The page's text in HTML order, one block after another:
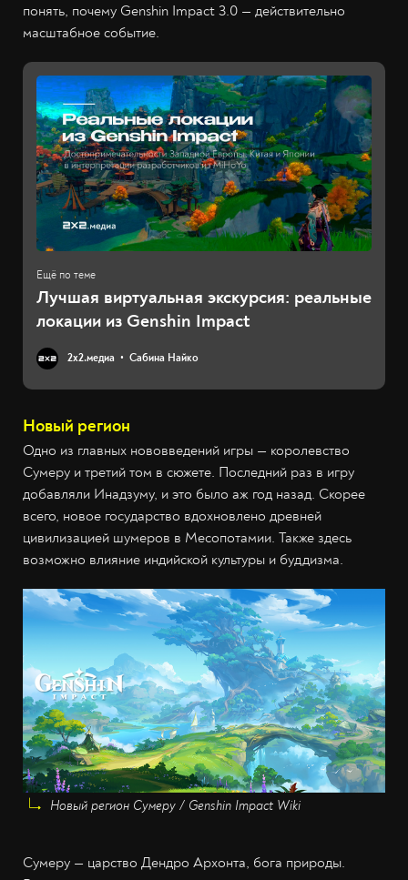
понять, почему Genshin Impact 3.0 — действительно
масштабное событие.
Лучшая виртуальная экскурсия: реальные
локации из Genshin Impact
2х2.медиа Сабина Найко
Новый регион
Одно из главных нововведений игры — королевство
Сумеру и третий том в сюжете. Последний раз в игру
добавляли Инадзуму, и это было аж год назад. Скорее
всего, новое государство вдохновлено древней
цивилизацией шумеров в Месопотамии. Также здесь
возможно влияние индийской культуры и буддизма.
Новый регион Сумеру / Genshin Impact Wiki
Сумеру — царство Дендро Архонта, бога природы.